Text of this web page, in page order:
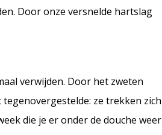
Door onze versnelde hartslag
verwijden. Door het zweten
ze trekken zich
die je er onder de douche weer